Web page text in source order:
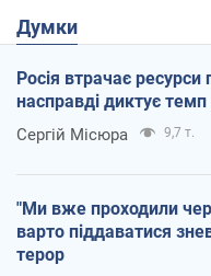
Думки
Росія втрачає
насправді диктує темп
Сергій Місюра 9,7 т.
"Ми вже проходили
варто піддаватися
терор